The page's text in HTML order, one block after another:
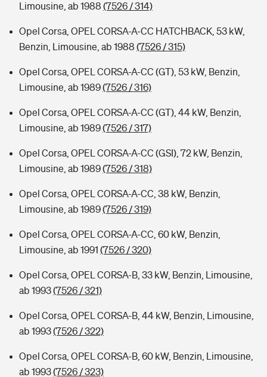
Limousine, ab 1988 (7526 / 314)
Opel Corsa, OPEL CORSA-A-CC HATCHBACK, 53 kW,
Benzin, Limousine, ab 1988 (7526 / 315)
Opel Corsa, OPEL CORSA-A-CC (GT), 53 kW, Benzin,
Limousine, ab 1989(7526 / 316)
Opel Corsa, OPEL CORSA-A-CC (GT), 44 kW, Benzin,
Limousine, ab 1989(7526 / 317)
Opel Corsa, OPEL CORSA-A-CC (GSI), 72 kW, Benzin,
Limousine, ab 1989(7526 / 318)
Opel Corsa, OPEL CORSA-A-CC, 38 kW, Benzin,
Limousine, ab 1989(7526 / 319)
Opel Corsa, OPEL CORSA-A-CC, 60 kW, Benzin,
Limousine, ab 1991 (7526 / 320)
Opel Corsa, OPEL CORSA-B, 33 kW, Benzin, Limousine,
ab 1993(7526 / 321)
Opel Corsa, OPEL CORSA-B, 44 kW, Benzin, Limousine,
ab 1993(7526 / 322)
Opel Corsa, OPEL CORSA-B, 60 kW, Benzin, Limousine,
ab 1993(7526 / 323)